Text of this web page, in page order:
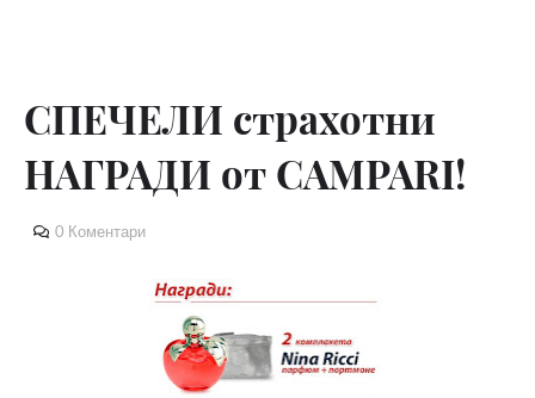
СПЕЧЕЛИ страхотни
НАГРАДИ от CAMPARI!
0 Коментари